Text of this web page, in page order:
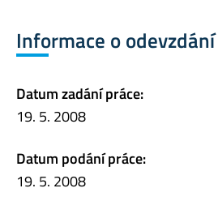
Informace o
Datum zadání práce:
19. 5. 2008
Datum podání práce:
19. 5. 2008